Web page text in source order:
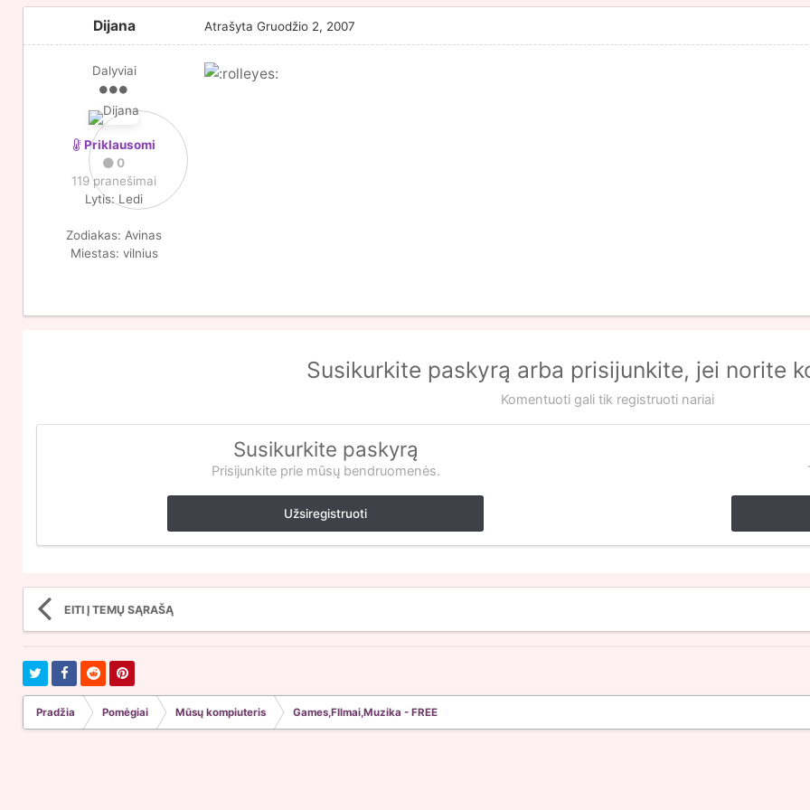
Dijana
Dalyviai
Priklausomi
0
119 pranešimai
Lytis: Ledi
Zodiakas: Avinas
Miestas: vilnius
Atrašyta Gruodžio 2, 2007
Susikurkite paskyrą arba prisijunkite, jei norite
Komentuoti gali tik registruoti nariai
Susikurkite paskyrą
Prisijunkite prie mūsų bendruomenės.
Užsiregistruoti
EITI Į TEMŲ SĄRAŠĄ
Pradžia Pomėgiai Mūsų kompiuteris Games,FIlmai,Muzika - FREE